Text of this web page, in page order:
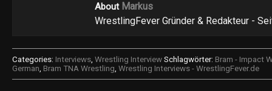
About Markus
WrestlingFever Gründer & Redakteur -
Categories: Interviews, Wrestling Interview Schlagwörter: Bram - Impact
German, Bram TNA Wrestling, Wrestling Interviews - WrestlingFever.de